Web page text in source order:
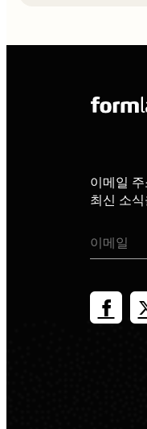
이메일
최신 소